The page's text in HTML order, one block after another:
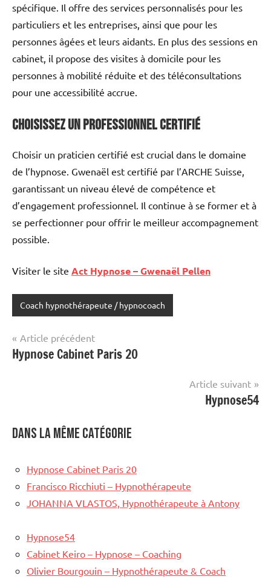
spécifique. Il offre des services personnalisés pour les
particuliers et les entreprises, ainsi que pour les
personnes âgées et leurs aidants. En plus des sessions en
cabinet, il propose des visites à domicile pour les
personnes à mobilité réduite et des téléconsultations
pour une accessibilité accrue.
Choisissez un Professionnel Certifié
Choisir un praticien certifié est crucial dans le domaine
de l’hypnose. Gwenaël est certifié par l’ARCHE Suisse,
garantissant un niveau élevé de compétence et
d’engagement professionnel. Il continue à se former et à
se perfectionner pour offrir le meilleur accompagnement
possible.
Visiter le site Act Hypnose – Gwenaël Pellen
Coach hypnothérapeute / hypnocoach
Navigation
de
Article précédent
Hypnose Cabinet Paris 20
Article suivant
Hypnose54
Dans la même catégorie
Hypnose Cabinet Paris 20
Francisco Ricchiuti – Hypnothérapeute
JOHANNA VLASTOS, Hypnothérapeute à Antony
Hypnose54
Cabinet Keiro – Hypnose – Coaching
Olivier Bourgouin – Hypnothérapeute & Coach